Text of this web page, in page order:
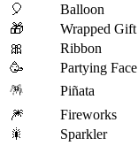
🎈
Balloon
🎁
Wrapped Gift
🎀
Ribbon
🥳
Partying Face
🪅
Piñata
🎆
Fireworks
🎇
Sparkler